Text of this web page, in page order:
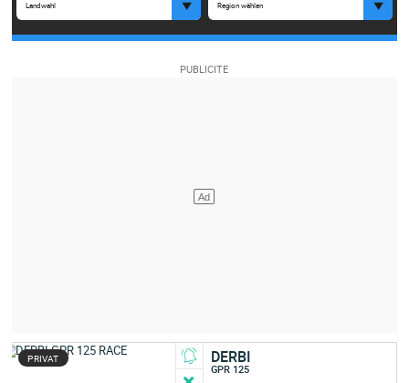
Landwahl Region wählen
PRIVAT DERBI
GPR 125